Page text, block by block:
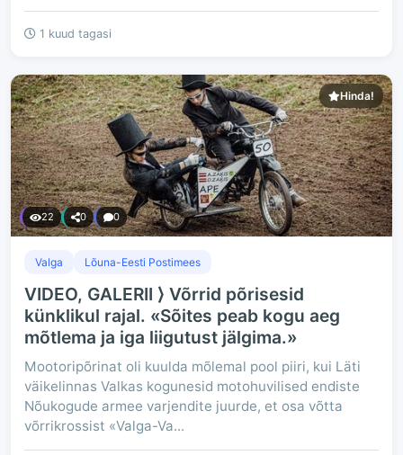
1 kuud tagasi
Hinda!
22 0 0
Valga Lõuna-Eesti Postimees
VIDEO, GALERII ⟩ Võrrid põrisesid
künklikul rajal. «Sõites peab kogu aeg
mõtlema ja iga liigutust jälgima.»
Mootoripõrinat oli kuulda mõlemal pool piiri, kui Läti
väikelinnas Valkas kogunesid motohuvilised endiste
Nõukogude armee varjendite juurde, et osa võtta
võrrikrossist «Valga-Va...